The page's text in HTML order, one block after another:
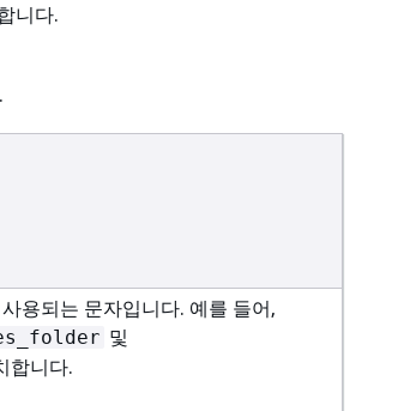
니다.
용되는 문자입니다. 예를 들어,
및
합니다.